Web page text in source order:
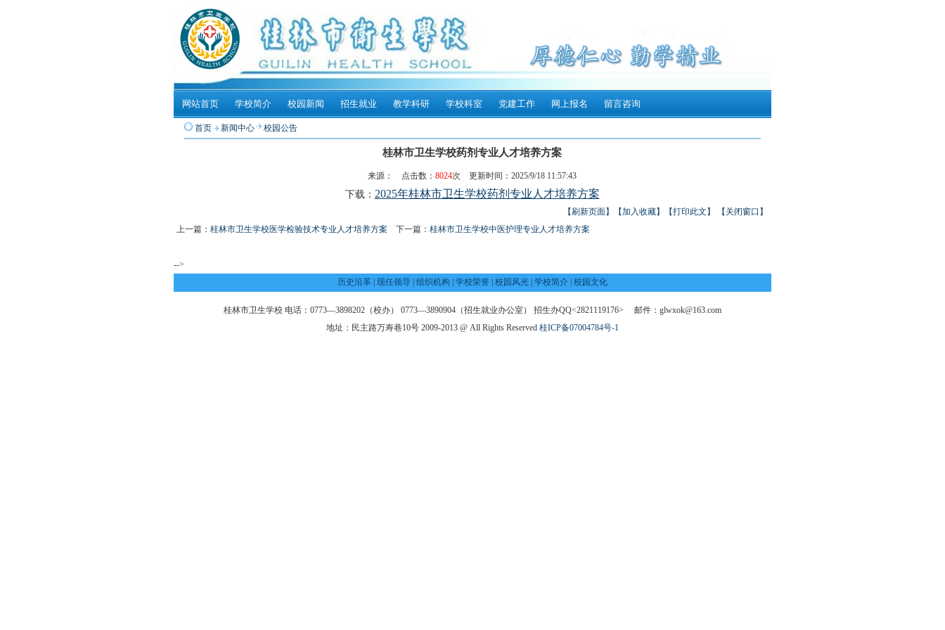
网站首页 学校简介 校园新闻 招生就业 教学科研 学校科室 党建工作 网上报名 留言咨询
首页 新闻中心 校园公告
桂林市卫生学校药剂专业人才培养方案
来源： 点击数： 8024次 更新时间：2025/9/18 11:57:43
下载： 2025年桂林市卫生学校药剂专业人才培养方案
【刷新页面】 【加入收藏】 【打印此文】
【关闭窗口】
上一篇： 桂林市卫生学校医学检验技术专业人才培养方案 下一篇： 桂林市卫生学校中医护理专业人才培养方案
-->
历史沿革 现任领导 组织机构 学校荣誉 校园风光 学校简介 校园文化
桂林市卫生学校 电话：0773—3898202（校办） 0773—3890904（招生就业办公室） 招生办QQ<2821119176> 邮件：glwxok@163.com
地址：民主路万寿巷10号 2009-2013 @ All Rights Reserved 桂ICP备07004784号-1